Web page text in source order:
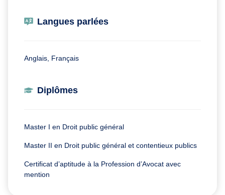
Langues parlées
Anglais, Français
Diplômes
Master I en Droit public général
Master II en Droit public général et contentieux publics
Certificat d’aptitude à la Profession d’Avocat avec
mention